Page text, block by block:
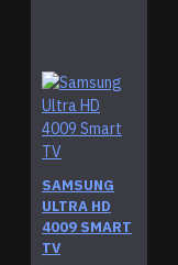
SAMSUNG
ULTRA HD
4009 SMART
TV